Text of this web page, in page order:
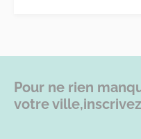
Pour ne rien
votre ville,